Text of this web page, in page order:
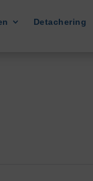
Detachering